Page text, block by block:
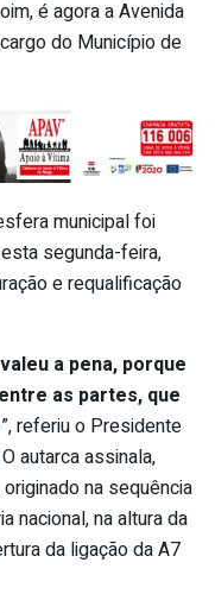
é agora a Avenida
do Município de
municipal foi
segunda-feira,
e requalificação
a pena, porque
as partes, que
”, referiu o Presidente
autarca assinala,
na sequência
nacional, na altura da
da ligação da A7